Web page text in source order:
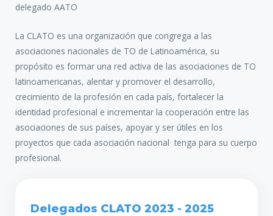
delegado AATO
La CLATO es una organización que congrega a las
asociaciones nacionales de TO de Latinoamérica, su
propósito es formar una red activa de las asociaciones de TO
latinoamericanas, alentar y promover el desarrollo,
crecimiento de la profesión en cada país, fortalecer la
identidad profesional e incrementar la cooperación entre las
asociaciones de sus países, apoyar y ser útiles en los
proyectos que cada asociación nacional tenga para su cuerpo
profesional.
Delegados CLATO 2023 - 2025